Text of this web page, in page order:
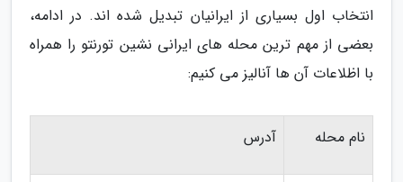
انتخاب اول بسیاری از ایرانیان تبدیل شده اند. در ادامه،
بعضی از مهم ترین محله های ایرانی نشین تورنتو را همراه
با اظلاعات آن ها آنالیز می کنیم:
نام محله آدرس